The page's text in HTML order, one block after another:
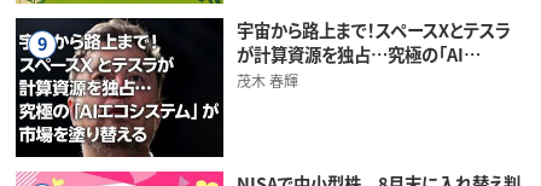
9
宇宙から路上まで！スペースXとテスラ
が計算資源を独占…究極の「AI…
茂木 春輝